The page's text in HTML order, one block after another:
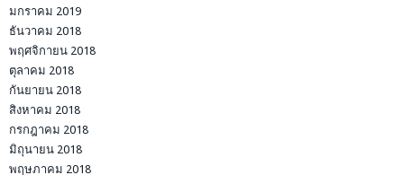
มกราคม 2019
ธันวาคม 2018
พฤศจิกายน 2018
ตุลาคม 2018
กันยายน 2018
สิงหาคม 2018
กรกฎาคม 2018
มิถุนายน 2018
พฤษภาคม 2018